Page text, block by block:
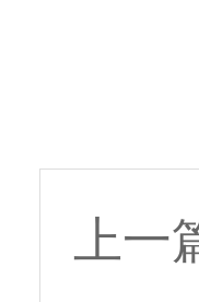
上一